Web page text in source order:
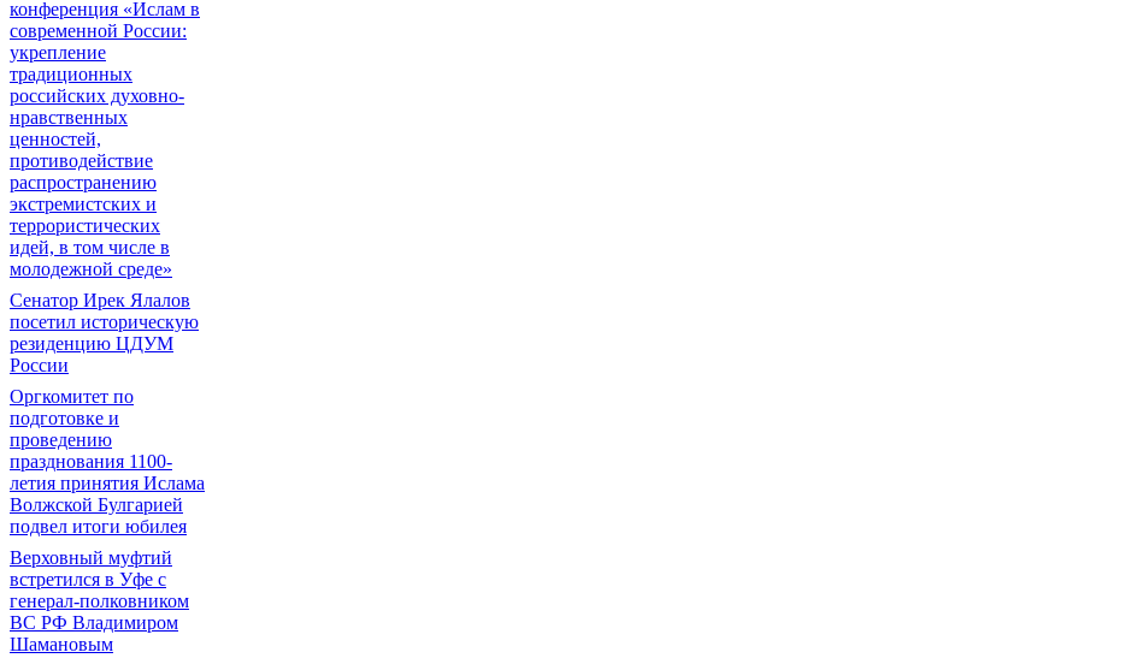
конференция «Ислам в
современной России:
укрепление
традиционных
российских духовно-
нравственных
ценностей,
противодействие
распространению
экстремистских и
террористических
идей, в том числе в
молодежной среде»
Сенатор Ирек Ялалов
посетил историческую
резиденцию ЦДУМ
России
Оргкомитет по
подготовке и
проведению
празднования 1100-
летия принятия Ислама
Волжской Булгарией
подвел итоги юбилея
Верховный муфтий
встретился в Уфе с
генерал-полковником
ВС РФ Владимиром
Шамановым